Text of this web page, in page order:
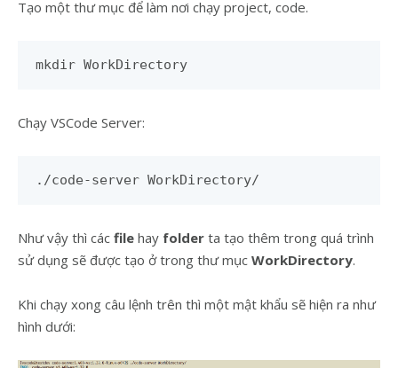
Tạo một thư mục để làm nơi chạy project, code.
mkdir WorkDirectory
Chạy VSCode Server:
./code-server WorkDirectory/
Như vậy thì các file hay folder ta tạo thêm trong quá trình
sử dụng sẽ được tạo ở trong thư mục WorkDirectory.
Khi chạy xong câu lệnh trên thì một mật khẩu sẽ hiện ra như
hình dưới: